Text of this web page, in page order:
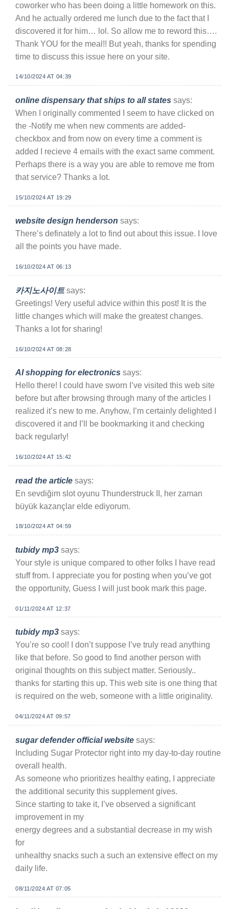
coworker who has been doing a little homework on this.
And he actually ordered me lunch due to the fact that I
discovered it for him… lol. So allow me to reword this….
Thank YOU for the meal!! But yeah, thanks for spending
time to discuss this issue here on your site.
14/10/2024 AT 04:39
online dispensary that ships to all states says:
When I originally commented I seem to have clicked on
the -Notify me when new comments are added-
checkbox and from now on every time a comment is
added I recieve 4 emails with the exact same comment.
Perhaps there is a way you are able to remove me from
that service? Thanks a lot.
15/10/2024 AT 19:29
website design henderson says:
There’s definately a lot to find out about this issue. I love
all the points you have made.
16/10/2024 AT 06:13
카지노사이트 says:
Greetings! Very useful advice within this post! It is the
little changes which will make the greatest changes.
Thanks a lot for sharing!
16/10/2024 AT 08:28
AI shopping for electronics says:
Hello there! I could have sworn I’ve visited this web site
before but after browsing through many of the articles I
realized it’s new to me. Anyhow, I’m certainly delighted I
discovered it and I’ll be bookmarking it and checking
back regularly!
16/10/2024 AT 15:42
read the article says:
En sevdiğim slot oyunu Thunderstruck II, her zaman
büyük kazançlar elde ediyorum.
18/10/2024 AT 04:59
tubidy mp3 says:
Your style is unique compared to other folks I have read
stuff from. I appreciate you for posting when you’ve got
the opportunity, Guess I will just book mark this page.
01/11/2024 AT 12:37
tubidy mp3 says:
You’re so cool! I don’t suppose I’ve truly read anything
like that before. So good to find another person with
original thoughts on this subject matter. Seriously..
thanks for starting this up. This web site is one thing that
is required on the web, someone with a little originality.
04/11/2024 AT 09:57
sugar defender official website says:
Including Sugar Protector right into my day-to-day routine
overall health.
As someone who prioritizes healthy eating, I appreciate
the additional security this supplement gives.
Since starting to take it, I’ve observed a significant
improvement in my
energy degrees and a substantial decrease in my wish
for
unhealthy snacks such a such an extensive effect on my
daily life.
08/11/2024 AT 07:05